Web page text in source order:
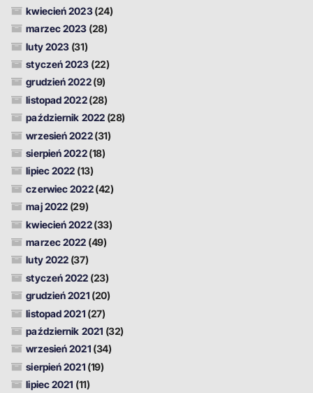
kwiecień 2023(24)
marzec 2023 (28)
luty 2023 (31)
styczeń 2023 (22)
grudzień 2022(9)
listopad 2022(28)
październik 2022(28)
wrzesień 2022(31)
sierpień 2022(18)
lipiec 2022 (13)
czerwiec 2022(42)
maj 2022 (29)
kwiecień 2022(33)
marzec 2022 (49)
luty 2022 (37)
styczeń 2022 (23)
grudzień 2021 (20)
listopad 2021 (27)
październik 2021 (32)
wrzesień 2021 (34)
sierpień 2021 (19)
lipiec 2021 (11)